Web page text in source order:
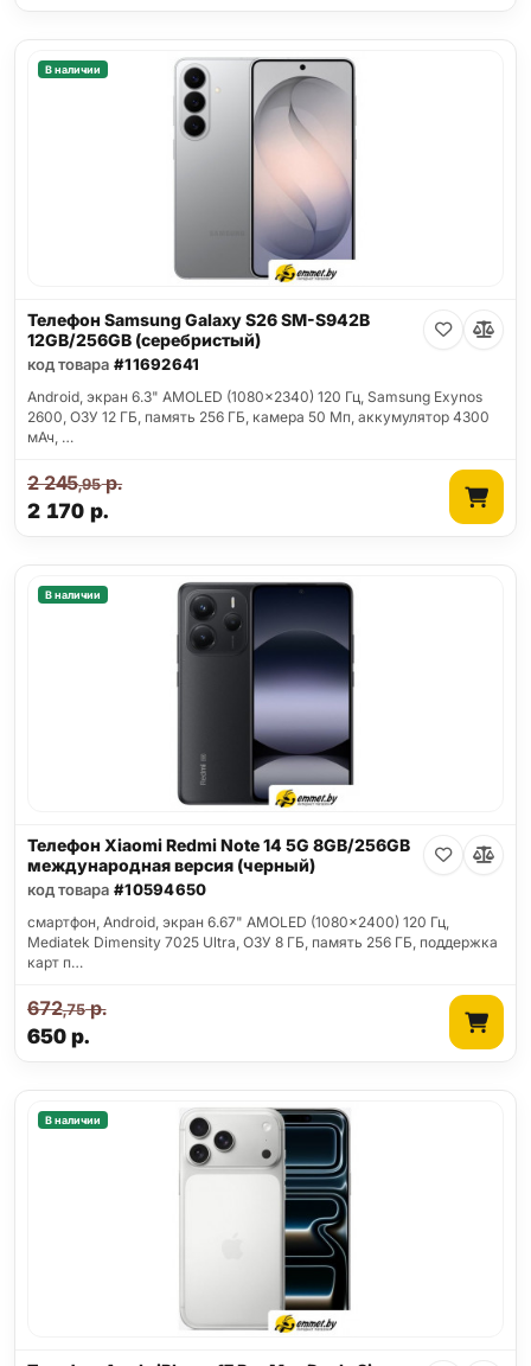
В наличии
Телефон Samsung Galaxy S26 SM-S942B
12GB/256GB (серебристый)
код товара #11692641
Android, экран 6.3" AMOLED (1080x2340) 120 Гц, Samsung Exynos
2600, ОЗУ 12 ГБ, память 256 ГБ, камера 50 Мп, аккумулятор 4300
мАч, …
2 170 р.
2 245,95р.
В наличии
Телефон Xiaomi Redmi Note 14 5G 8GB/256GB
международная версия (черный)
код товара #10594650
смартфон, Android, экран 6.67" AMOLED (1080x2400) 120 Гц,
Mediatek Dimensity 7025 Ultra, ОЗУ 8 ГБ, память 256 ГБ, поддержка
карт п…
650р.
672,75р.
В наличии